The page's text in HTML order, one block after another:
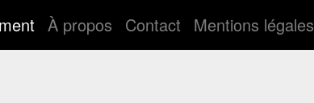
À propos Contact Mentions légales